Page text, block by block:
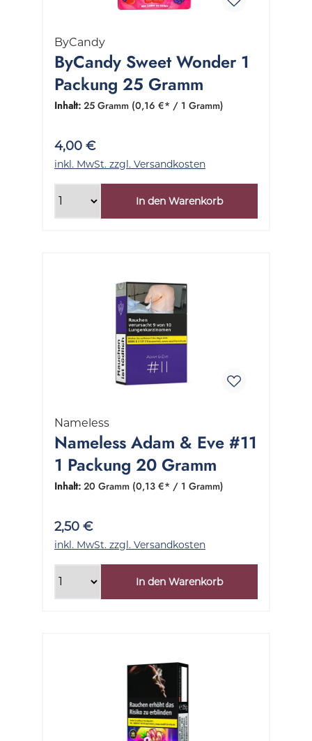
ByCandy
ByCandy Sweet Wonder 1
Packung 25 Gramm
Inhalt: 25 Gramm (0,16 €* / 1 Gramm)
4,00 €
inkl. MwSt. zzgl. Versandkosten
In den Warenkorb
Nameless
Nameless Adam & Eve #11
1 Packung 20 Gramm
Inhalt: 20 Gramm (0,13 €* / 1 Gramm)
2,50 €
inkl. MwSt. zzgl. Versandkosten
In den Warenkorb